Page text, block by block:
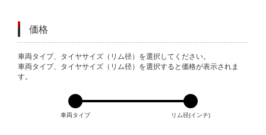
価格
VARIATIONS
車両タイプ、タイヤサイズ（リム径）を選択してください。
車両タイプ、タイヤサイズ（リム径）を選択すると価格が表示されま
す。
車両タイプ リム径(インチ)